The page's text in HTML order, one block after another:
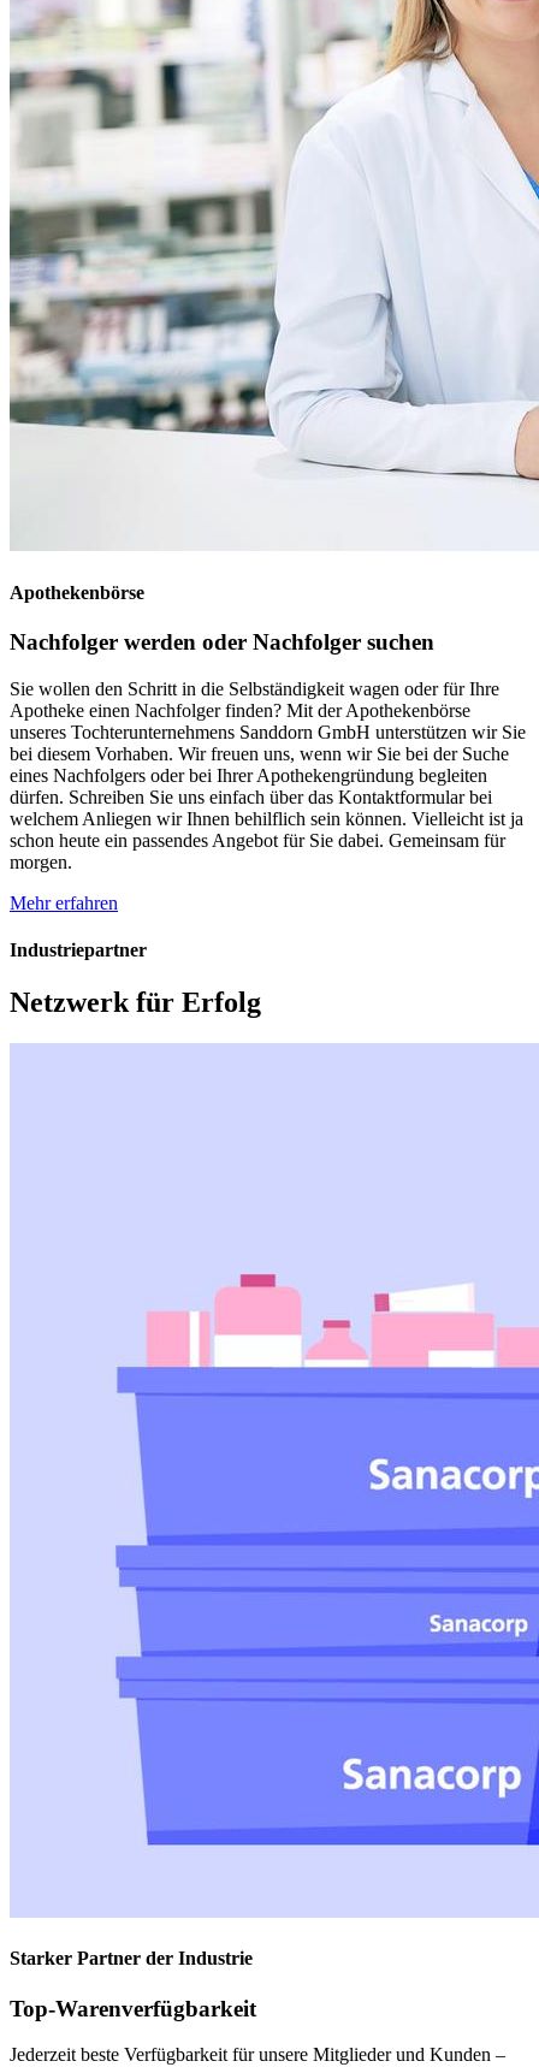
Apothekenbörse
Nachfolger werden oder Nachfolger suchen
Sie wollen den Schritt in die Selbständigkeit wagen oder für Ihre
Apotheke einen Nachfolger finden? Mit der Apothekenbörse
unseres Tochterunternehmens Sanddorn GmbH unterstützen wir Sie
bei diesem Vorhaben. Wir freuen uns, wenn wir Sie bei der Suche
eines Nachfolgers oder bei Ihrer Apothekengründung begleiten
dürfen. Schreiben Sie uns einfach über das Kontaktformular bei
welchem Anliegen wir Ihnen behilflich sein können. Vielleicht ist ja
schon heute ein passendes Angebot für Sie dabei. Gemeinsam für
morgen.
Mehr erfahren
Industriepartner
Netzwerk für Erfolg
Starker Partner der Industrie
Top-Warenverfügbarkeit
Jederzeit beste Verfügbarkeit für unsere Mitglieder und Kunden –